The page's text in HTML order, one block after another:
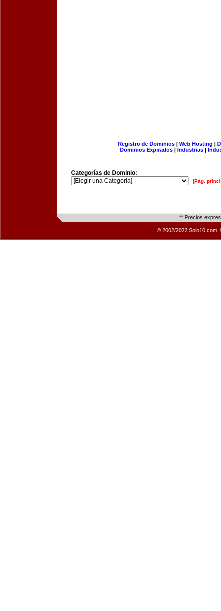
Registro de Dominios| Web Hosting |
Dominios Expirados | Industrias |
Categorías de Dominio:
[Pág.
** Precios
© 2002/2022 Solo10.com